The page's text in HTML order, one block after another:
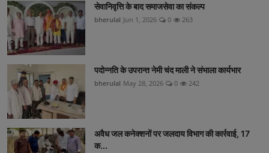
सेवानिवृत्ति के बाद समाजसेवा का संकल्प
bherulal Jun 1, 2026 0 263
पदोन्नति के उपरान्त नेमी चंद माली ने संभाला कार्यभार
bherulal May 28, 2026 0 242
अवैध जल कनेक्शनों पर जलदाय विभाग की कार्रवाई, 17
क...